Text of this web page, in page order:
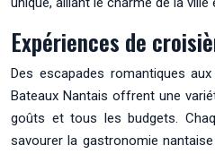
Expériences de
Des escapades romantiques
Bateaux Nantais offrent une
goûts et tous les budgets.
savourer la gastronomie